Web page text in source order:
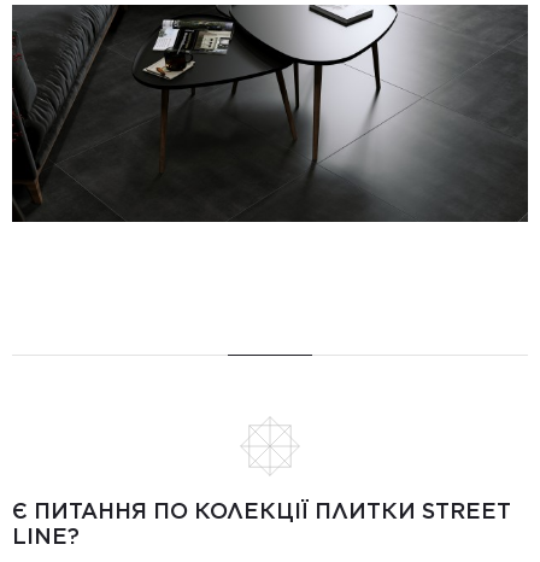
Є ПИТАННЯ ПО КОЛЕКЦІЇ ПЛИТКИ STREET
LINE?